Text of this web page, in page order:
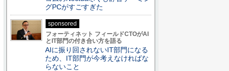
グPCがすごすぎた
sponsored
フォーティネット フィールドCTOがAI
とIT部門の付き合い方を語る
AIに振り回されないIT部門になる
ため、IT部門が今考えなければな
らないこと